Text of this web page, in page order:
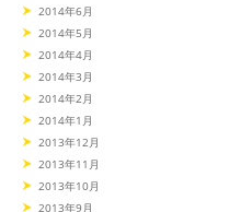
2014年6月
2014年5月
2014年4月
2014年3月
2014年2月
2014年1月
2013年12月
2013年11月
2013年10月
2013年9月